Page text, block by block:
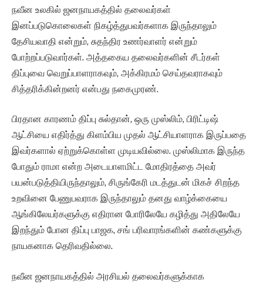
நவீன உலகில் ஜனநாயகத்தில் தலைவர்கள்
இனப்படுகொலைகள் நிகழ்த்துபவர்களாக இருந்தாலும்
தேசியவாதி என்றும், சுதந்திர உணர்வாளர் என்றும்
போற்றப்படுவார்கள். அத்தகைய தலைவர்களின் சீடர்கள்
திப்புவை வெறுப்பாளராகவும், அக்கிரமம் செய்தவராகவும்
சித்தரிக்கின்றனர் என்பது நகைமுரண்.
பிரதான காரணம் திப்பு சுல்தான், ஒரு முஸ்லிம், பிரிட்டிஷ்
ஆட்சியை எதிர்த்து கிளம்பிய முதல் ஆட்சியாளராக இருப்பதை
இவர்களால் ஏற்றுக்கொள்ள முடியவில்லை. முஸ்லிமாக இருந்த
போதும் ராமா என்ற அடையாளமிட்ட மோதிரத்தை அவர்
பயன்படுத்தியிருந்தாலும், சிருங்கேரி மடத்துடன் மிகச் சிறந்த
உறவினை பேணுபவராக இருந்தாலும் தனது வாழ்க்கையை
ஆங்கிலேயர்களுக்கு எதிரான போரிலேயே கழித்து அதிலேயே
இறந்தும் போன திப்பு பாஜக, சங் பரிவாரங்களின் கண்களுக்கு
நாயகனாக தெரிவதில்லை.
நவீன ஜனநாயகத்தில் அரசியல் தலைவர்களுக்காக